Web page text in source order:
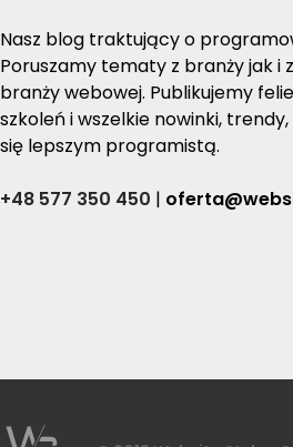
Nasz blog traktujący o
Poruszamy tematy z branży jak i
branży webowej. Publikujemy
szkoleń i wszelkie nowinki,
się lepszym programistą.
+48 577 350 450 |